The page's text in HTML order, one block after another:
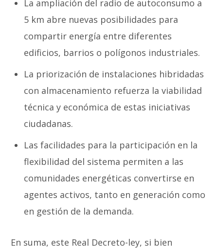
La ampliación del radio de autoconsumo a
5 km abre nuevas posibilidades para
compartir energía entre diferentes
edificios, barrios o polígonos industriales.
La priorización de instalaciones hibridadas
con almacenamiento refuerza la viabilidad
técnica y económica de estas iniciativas
ciudadanas.
Las facilidades para la participación en la
flexibilidad del sistema permiten a las
comunidades energéticas convertirse en
agentes activos, tanto en generación como
en gestión de la demanda.
En suma, este Real Decreto-ley, si bien